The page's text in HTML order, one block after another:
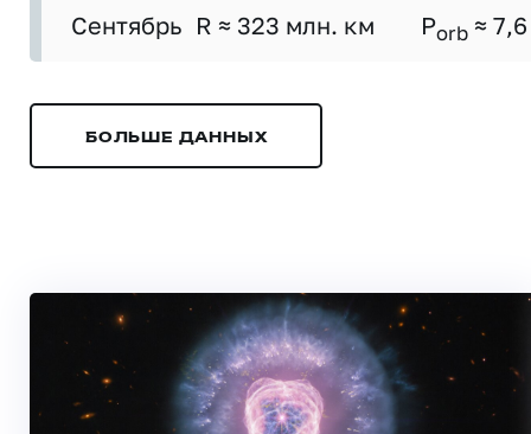
Сентябрь R ≈ 323 млн. км Porb ≈ 7,6
БОЛЬШЕ ДАННЫХ